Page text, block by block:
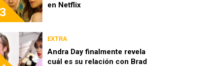
3
en Netflix
EXTRA
Andra Day finalmente revela
cuál es su relación con Brad